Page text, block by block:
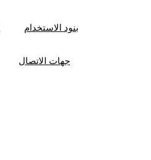
بنود الاستخدام
جهات الاتصال